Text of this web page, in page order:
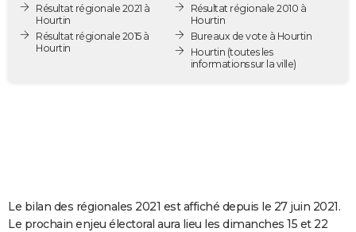
Destinations
City break
Voyage nature
Voyage de noces
Forum
PHOTO
GUIDES D'ACHAT
COPAINS D'AVANT
Résultat régionale 2021 à
Hourtin
Résultat régionale 2015 à
Hourtin
Résultat régionale 2010 à
Hourtin
Bureaux de vote à Hourtin
Hourtin (toutes les
informations sur la ville)
Le bilan des régionales 2021 est affiché depuis le 27 juin 2021.
Le prochain enjeu électoral aura lieu les dimanches 15 et 22